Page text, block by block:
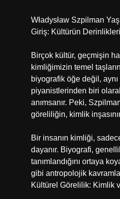
Władysław Szpilman
Giriş: Kültürün
Birçok kültür, geçmişin
kimliğimizin temel
biyografik öğe değil,
piyanistlerinden biri
anımsanır. Peki,
göreliliğin, kimlik
Bir insanın kimliği,
dayanır. Biyografi,
tanımlandığını ortaya
gibi antropolojik
Kültürel Görelilik: Kimlik